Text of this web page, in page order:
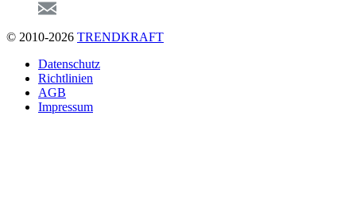
© 2010-2026 TRENDKRAFT
FußzeileDatenschutz
Richtlinien
AGB
Impressum